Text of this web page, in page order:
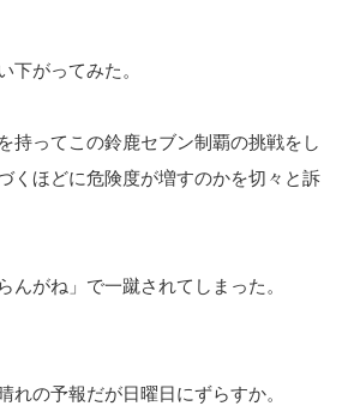
下がってみた。
持ってこの鈴鹿セブン制覇の挑戦をし
くほどに危険度が増すのかを切々と訴
んがね」で一蹴されてしまった。
れの予報だが日曜日にずらすか。